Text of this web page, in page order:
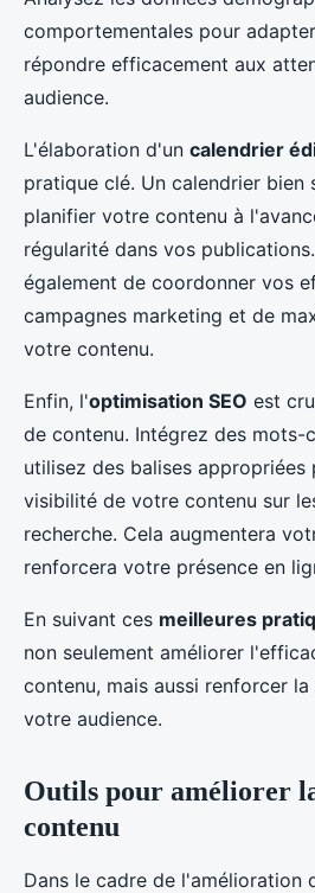
comportementales pour
répondre efficacement aux
audience.
L'élaboration d'un calendrier
pratique clé. Un calendrier bien
planifier votre contenu à
régularité dans vos
également de coordonner vos
campagnes marketing et de
votre contenu.
Enfin, l'optimisation SEO est
de contenu. Intégrez des mots-
utilisez des balises appropriées
visibilité de votre contenu sur
recherche. Cela augmentera
renforcera votre présence en
En suivant ces meilleures
non seulement améliorer
contenu, mais aussi renforcer
votre audience.
Outils pour améliorer
contenu
Dans le cadre de l'amélioration